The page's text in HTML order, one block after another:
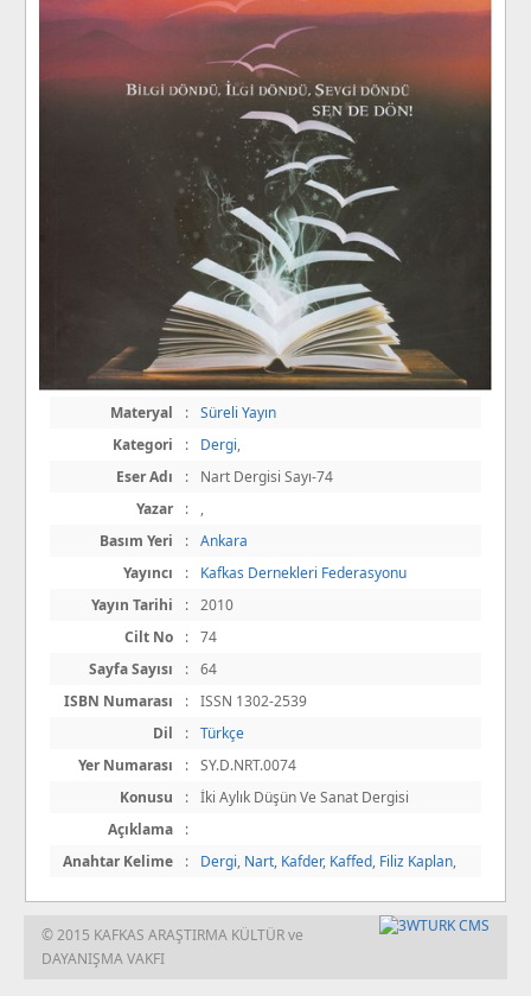
Materyal : Süreli Yayın
Kategori
: Dergi,
Eser Adı
:
Nart Dergisi Sayı-74
Yazar
:
,
Basım Yeri
: Ankara
Yayıncı
:
Kafkas Dernekleri Federasyonu
Yayın Tarihi
: 2010
Cilt No
: 74
Sayfa Sayısı
: 64
ISBN Numarası
: ISSN 1302-2539
Dil
: Türkçe
Yer Numarası
: SY.D.NRT.0074
Konusu
: İki Aylık Düşün Ve Sanat Dergisi
Açıklama
:
Anahtar Kelime
: Dergi, Nart, Kafder, Kaffed, Filiz Kaplan,
© 2015 KAFKAS ARAŞTIRMA KÜLTÜR ve
DAYANIŞMA VAKFI